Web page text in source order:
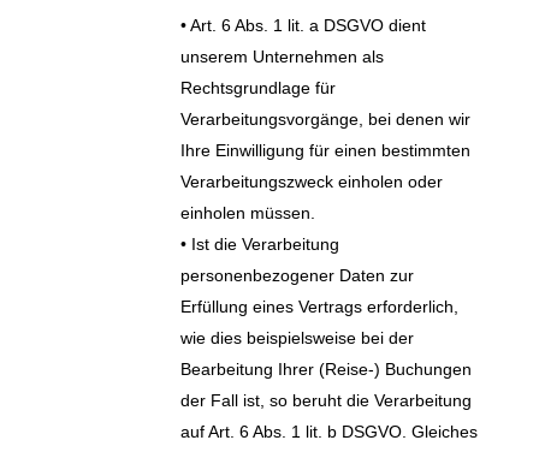
• Art. 6 Abs. 1 lit. a DSGVO dient
unserem Unternehmen als
Rechtsgrundlage für
Verarbeitungsvorgänge, bei denen wir
Ihre Einwilligung für einen bestimmten
Verarbeitungszweck einholen oder
einholen müssen.
• Ist die Verarbeitung
personenbezogener Daten zur
Erfüllung eines Vertrags erforderlich,
wie dies beispielsweise bei der
Bearbeitung Ihrer (Reise-) Buchungen
der Fall ist, so beruht die Verarbeitung
auf Art. 6 Abs. 1 lit. b DSGVO. Gleiches